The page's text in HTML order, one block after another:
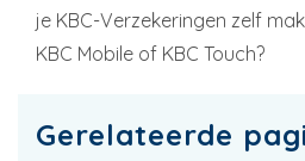
je KBC-Verzekeringen zelf
KBC Mobile of KBC Touch?
Gerelateerde